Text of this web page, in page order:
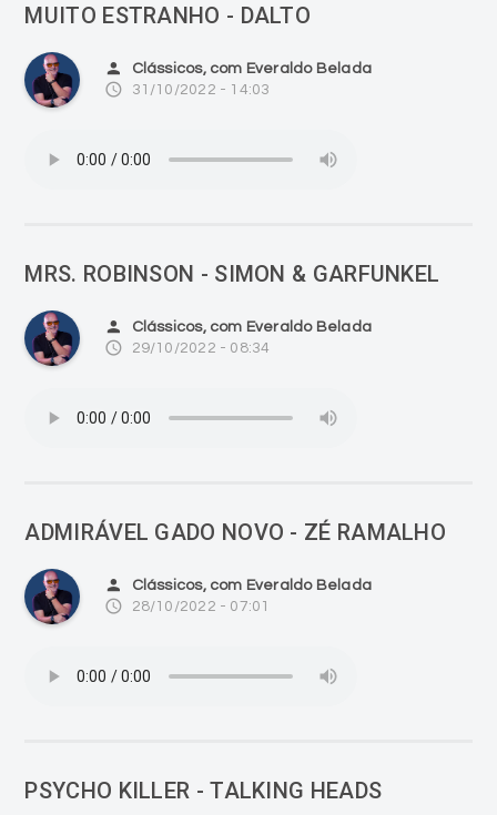
MUITO ESTRANHO - DALTO
person Clássicos, com Everaldo Belada
access_time 31/10/2022 - 14:03
MRS. ROBINSON - SIMON & GARFUNKEL
person Clássicos, com Everaldo Belada
access_time 29/10/2022 - 08:34
ADMIRÁVEL GADO NOVO - ZÉ RAMALHO
person Clássicos, com Everaldo Belada
access_time 28/10/2022 - 07:01
PSYCHO KILLER - TALKING HEADS